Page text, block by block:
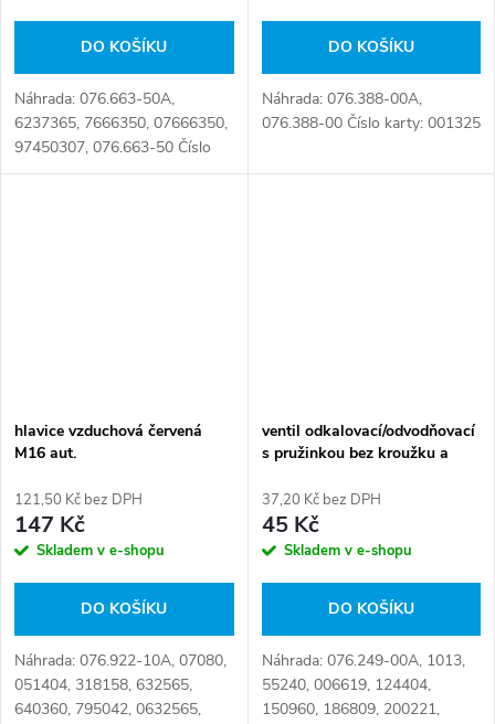
DO KOŠÍKU
Náhrada: 076.663-50A,
6237365, 7666350, 07666350,
97450307, 076.663-50 Číslo
karty: 021366
DO KOŠÍKU
Náhrada: 076.388-00A,
076.388-00 Číslo karty: 001325
hlavice vzduchová červená
M16 aut.
121,50 Kč bez DPH
147 Kč
Skladem v e-shopu
DO KOŠÍKU
Náhrada: 076.922-10A, 07080,
051404, 318158, 632565,
640360, 795042, 0632565,
ventil odkalovací/odvodňovací
s pružinkou bez kroužku a
37,20 Kč bez DPH
45 Kč
Skladem v e-shopu
DO KOŠÍKU
Náhrada: 076.249-00A, 1013,
55240, 006619, 124404,
150960, 186809, 200221,